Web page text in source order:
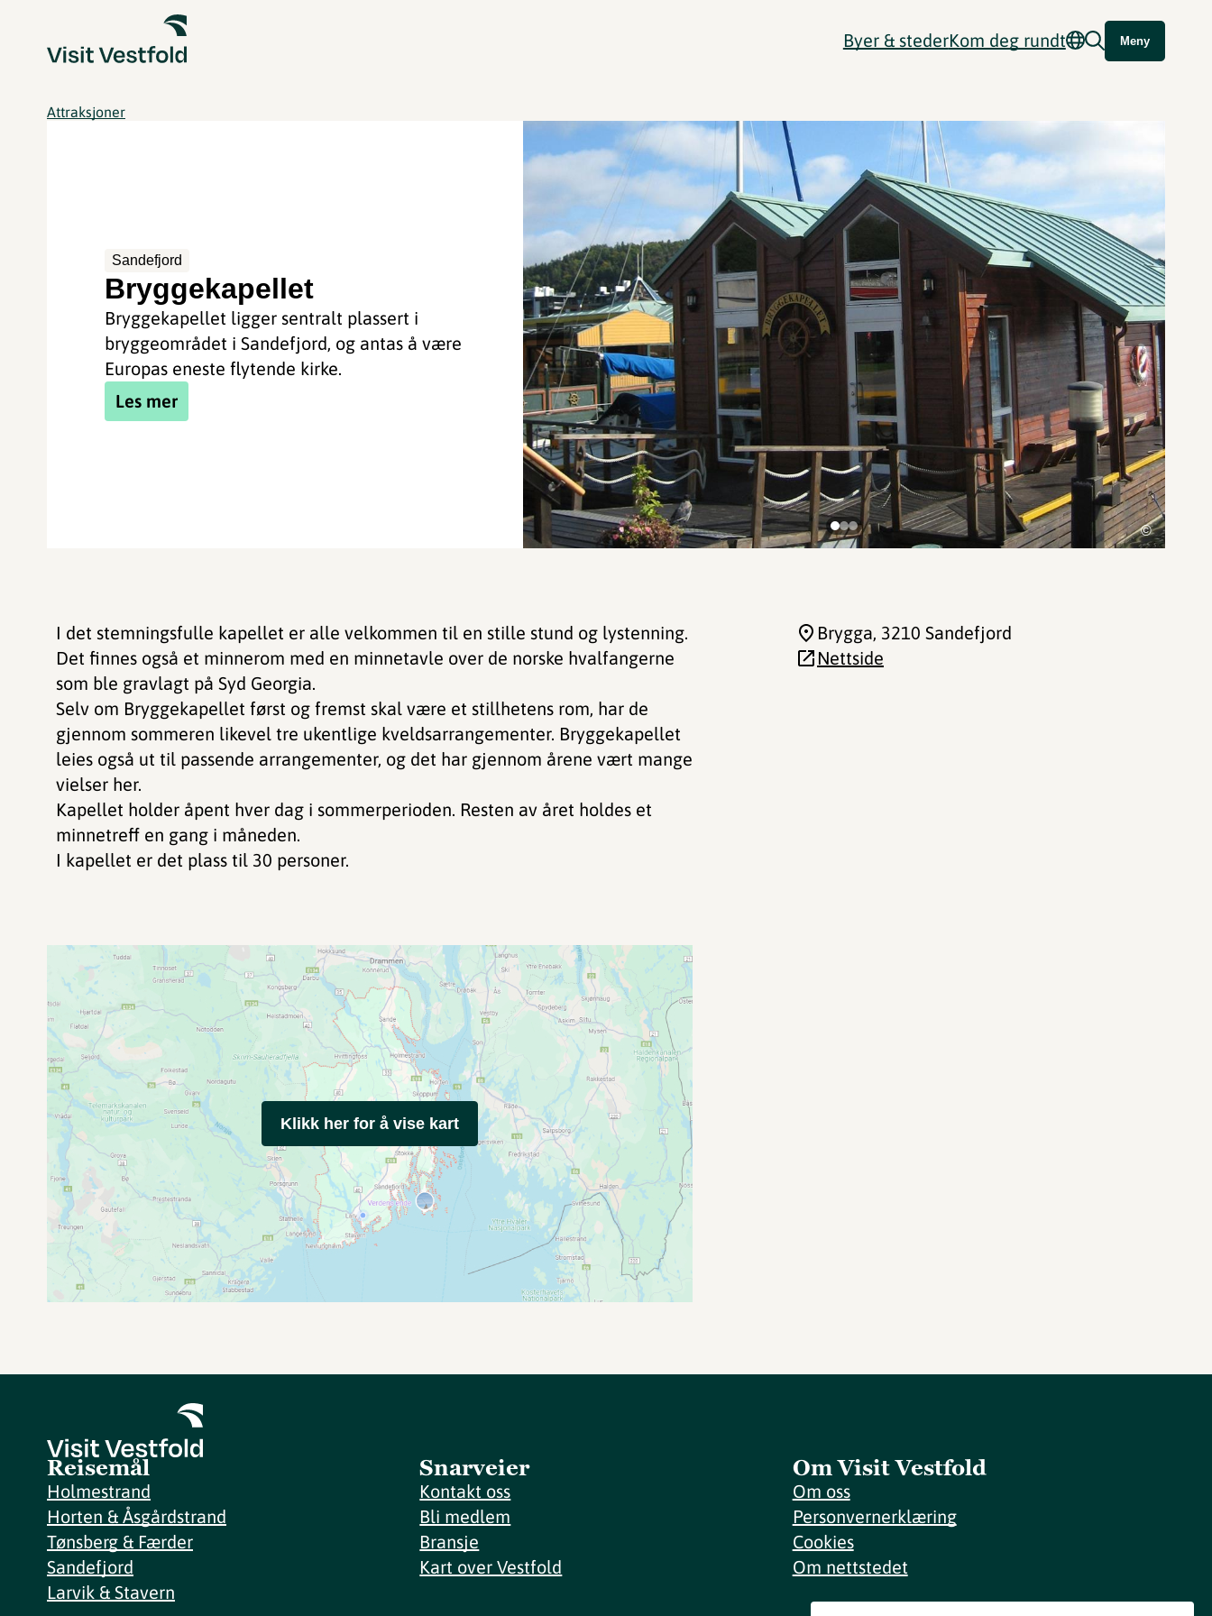
Byer & stederKom deg rundt Meny
Attraksjoner
Sandefjord
Bryggekapellet
Bryggekapellet ligger sentralt plassert i
bryggeområdet i Sandefjord, og antas å være
Europas eneste flytende kirke.
Les mer
©
I det stemningsfulle kapellet er alle velkommen til en stille stund og lystenning.
Det finnes også et minnerom med en minnetavle over de norske hvalfangerne
som ble gravlagt på Syd Georgia.
Selv om Bryggekapellet først og fremst skal være et stillhetens rom, har de
gjennom sommeren likevel tre ukentlige kveldsarrangementer. Bryggekapellet
leies også ut til passende arrangementer, og det har gjennom årene vært mange
vielser her.
Kapellet holder åpent hver dag i sommerperioden. Resten av året holdes et
minnetreff en gang i måneden.
I kapellet er det plass til 30 personer.
Brygga, 3210 Sandefjord
Nettside
Klikk her for å vise kart
Reisemål
Holmestrand
Horten & Åsgårdstrand
Tønsberg & Færder
Sandefjord
Larvik & Stavern
Snarveier
Kontakt oss
Bli medlem
Bransje
Kart over Vestfold
Om Visit Vestfold
Om oss
Personvernerklæring
Cookies
Om nettstedet